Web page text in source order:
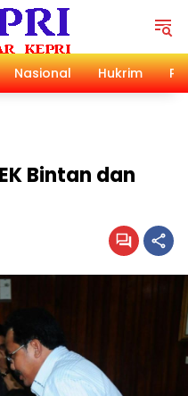
Nasional Hukrim
Bintan dan